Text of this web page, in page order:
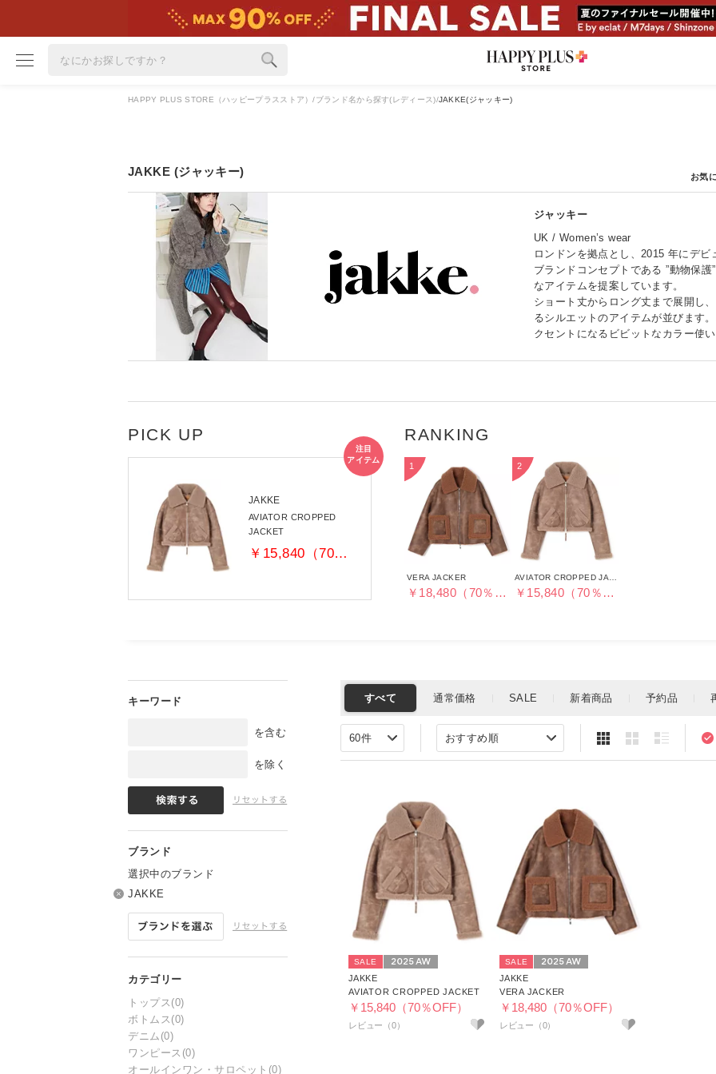
雑誌掲載アイテム
雑誌･書籍(一緒に買うと送料無料)
HAPPY PLUS STORE（ハッピープラスストア） ブランド名から探す(レディース) JAKKE(ジャッキー)
JAKKE (ジャッキー)
ジャッキー
UK / Women’s wear
ロンドンを拠点とし、2015 年にデビ
ブランドコンセプトである ”動物保
なアイテムを提案しています。
ショート丈からロング丈まで展開し
るシルエットのアイテムが並びます
クセントになるビビットなカラー使
す。
JAKKE
AVIATOR CROPPED
JACKET
￥15,840（70％OFF）
VERA JACKER
￥18,480（70％OFF） ￥15,840（70％OFF）
を含む
を除く
選択中のブランド
JAKKE
トップス (0)
ボトムス (0)
デニム (0)
ワンピース (0)
オールインワン・サロペット (0)
SALE
JAKKE
AVIATOR CROPPED JACKET
￥15,840（70％OFF）
SALE
JAKKE
VERA JACKER
￥18,480（70％OFF）